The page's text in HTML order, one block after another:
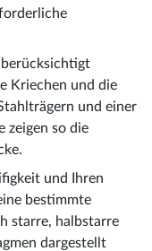
berücksichtigt
Kriechen und die
und einer
zeigen so die
und Ihren
bestimmte
starre, halbstarre
dargestellt